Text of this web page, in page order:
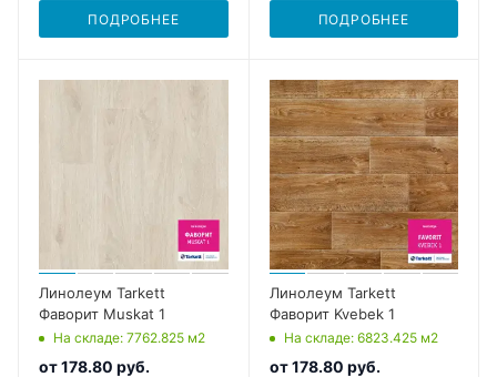
ПОДРОБНЕЕ ПОДРОБНЕЕ
Линолеум Tarkett
Фаворит Muskat 1
На складе: 7762.825 м2
от178.80 руб.
Линолеум Tarkett
Фаворит Kvebek 1
На складе: 6823.425 м2
от178.80 руб.